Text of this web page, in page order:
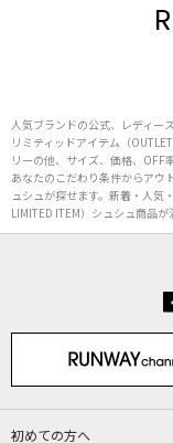
人気ブランドの公式、レディー
リミティッドアイテム（
リーの他、サイズ、価格、OFF
あなたのこだわり条件からアウ
ュシュが探せます。新着・人気
LIMITED ITEM）シュシュ商品が
初めての方へ